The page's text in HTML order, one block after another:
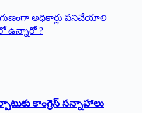
అధికార్లు ప‌నిచేయాలి
ఉన్నారో ?
కాంగ్రెస్‌ ‌సన్నాహాలు